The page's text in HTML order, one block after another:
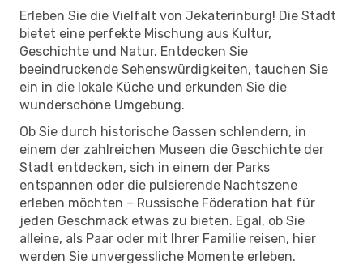
Erleben Sie die Vielfalt von Jekaterinburg! Die Stadt
bietet eine perfekte Mischung aus Kultur,
Geschichte und Natur. Entdecken Sie
beeindruckende Sehenswürdigkeiten, tauchen Sie
ein in die lokale Küche und erkunden Sie die
wunderschöne Umgebung.
Ob Sie durch historische Gassen schlendern, in
einem der zahlreichen Museen die Geschichte der
Stadt entdecken, sich in einem der Parks
entspannen oder die pulsierende Nachtszene
erleben möchten – Russische Föderation hat für
jeden Geschmack etwas zu bieten. Egal, ob Sie
alleine, als Paar oder mit Ihrer Familie reisen, hier
werden Sie unvergessliche Momente erleben.